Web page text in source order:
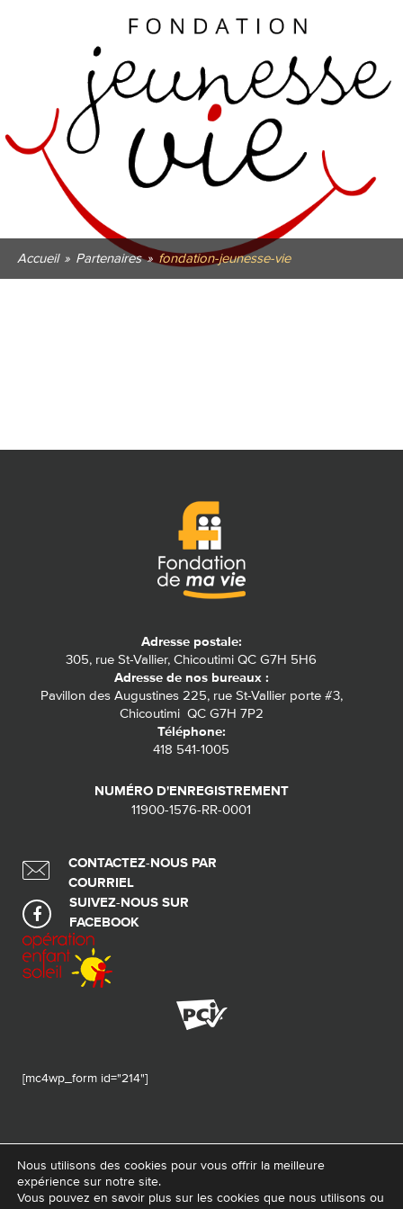
Accueil » Partenaires » fondation-jeunesse-vie
Adresse postale:
305, rue St-Vallier, Chicoutimi QC G7H 5H6
Adresse de nos bureaux :
Pavillon des Augustines 225, rue St-Vallier porte #3,
Chicoutimi QC G7H 7P2
Téléphone:
418 541-1005
NUMÉRO D'ENREGISTREMENT
11900-1576-RR-0001
CONTACTEZ-NOUS PAR
COURRIEL
SUIVEZ-NOUS SUR
FACEBOOK
[mc4wp_form id="214"]
© 2026 Tous droits réservés - Fondation de ma vie – Pour la santé de la
Nous utilisons des cookies pour vous offrir la meilleure
expérience sur notre site.
Vous pouvez en savoir plus sur les cookies que nous utilisons ou